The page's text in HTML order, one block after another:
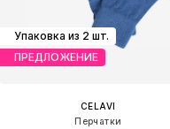
Упаковка из 2 шт.
ПРЕДЛОЖЕНИЕ
CELAVI
Перчатки